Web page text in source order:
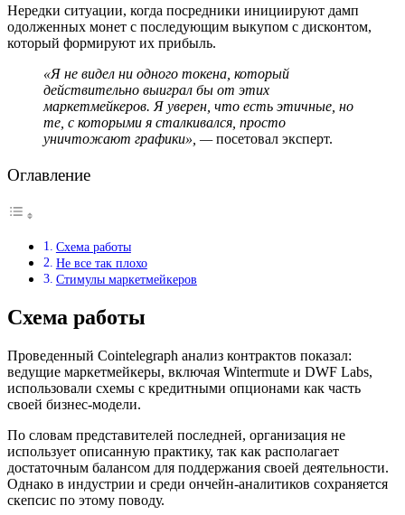
Нередки ситуации, когда посредники инициируют дамп
одолженных монет с последующим выкупом с дисконтом,
который формируют их прибыль.
«Я не видел ни одного токена, который
действительно выиграл бы от этих
маркетмейкеров. Я уверен, что есть этичные, но
те, с которыми я сталкивался, просто
уничтожают графики», —посетовал эксперт.
Оглавление
Схема работы
Не все так плохо
Стимулы маркетмейкеров
Схема работы
Проведенный Cointelegraph анализ контрактов показал:
ведущие маркетмейкеры, включая Wintermute и DWF Labs,
использовали схемы с кредитными опционами как часть
своей бизнес-модели.
По словам представителей последней, организация не
использует описанную практику, так как располагает
достаточным балансом для поддержания своей деятельности.
Однако в индустрии и среди ончейн-аналитиков сохраняется
скепсис по этому поводу.